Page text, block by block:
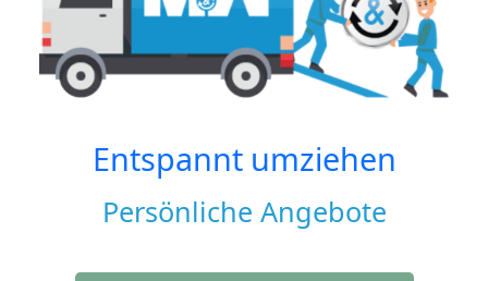
Entspannt umziehen
Persönliche Angebote